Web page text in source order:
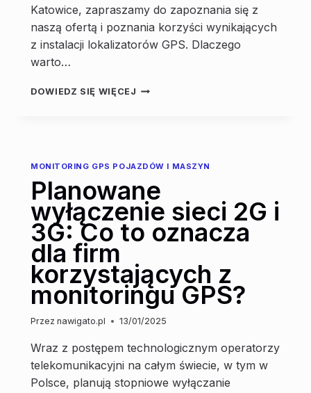
Katowice, zapraszamy do zapoznania się z
naszą ofertą i poznania korzyści wynikających
z instalacji lokalizatorów GPS. Dlaczego
warto…
DOWIEDZ SIĘ WIĘCEJ MONTAŻ
DLA
TWOJEGO
POJAZDU
MONITORING GPS POJAZDÓW I MASZYN
Planowane
wyłączenie sieci 2G i
3G: Co to oznacza
dla firm
korzystających z
monitoringu GPS?
Przez nawigato.pl 13/01/2025
Wraz z postępem technologicznym operatorzy
telekomunikacyjni na całym świecie, w tym w
Polsce, planują stopniowe wyłączanie